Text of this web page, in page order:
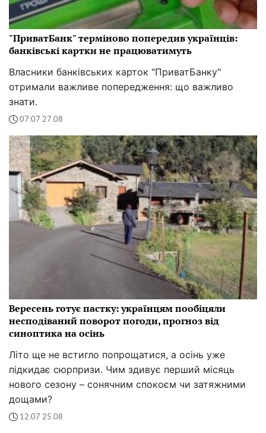
"ПриватБанк" терміново попередив українців:
банківські картки не працюватимуть
Власники банківських карток "ПриватБанку"
отримали важливе попередження: що важливо
знати.
07:07 27.08
Вересень готує пастку: українцям пообіцяли
несподіваний поворот погоди, прогноз від
синоптика на осінь
Літо ще не встигло попрощатися, а осінь уже
підкидає сюрпризи. Чим здивує перший місяць
нового сезону – сонячним спокоєм чи затяжними
дощами?
12:07 25.08